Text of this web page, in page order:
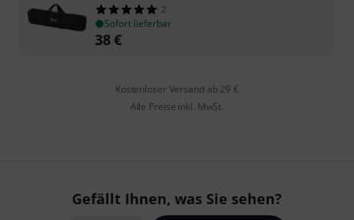
2
Sofort lieferbar
38€
Kostenloser Versand ab 29 €
Alle Preise inkl. MwSt.
Gefällt Ihnen, was Sie sehen?